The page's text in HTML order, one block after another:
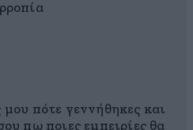
μου πότε γεννήθηκες και
πω ποιες εμπειρίες θα